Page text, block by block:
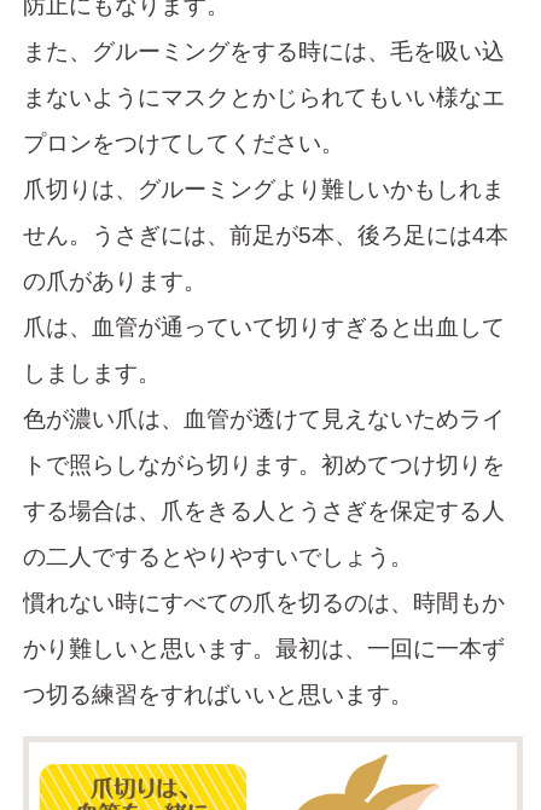
防止にもなります。
また、グルーミングをする時には、毛を吸い込
まないようにマスクとかじられてもいい様なエ
プロンをつけてしてください。
爪切りは、グルーミングより難しいかもしれま
せん。うさぎには、前足が5本、後ろ足には4本
の爪があります。
爪は、血管が通っていて切りすぎると出血して
しまします。
色が濃い爪は、血管が透けて見えないためライ
トで照らしながら切ります。初めてつけ切りを
する場合は、爪をきる人とうさぎを保定する人
の二人でするとやりやすいでしょう。
慣れない時にすべての爪を切るのは、時間もか
かり難しいと思います。最初は、一回に一本ず
つ切る練習をすればいいと思います。